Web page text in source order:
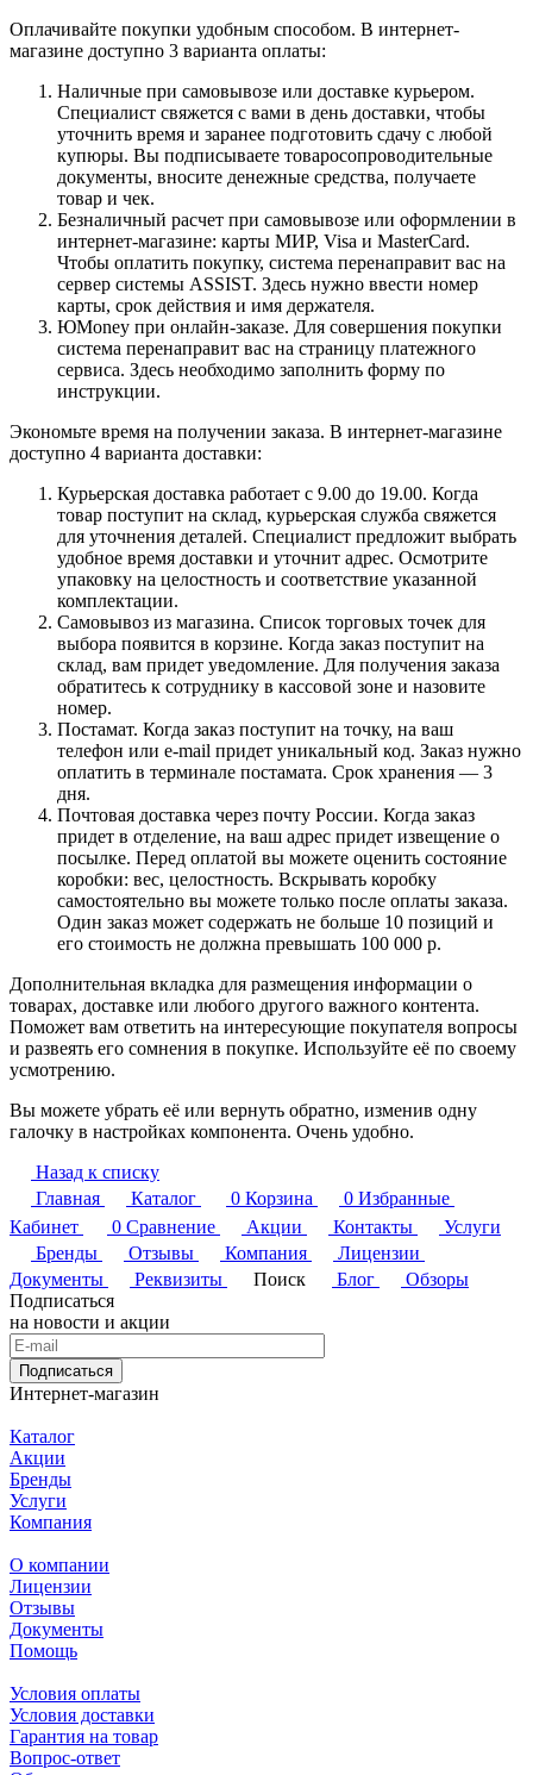
Оплачивайте покупки удобным способом. В интернет-
магазине доступно 3 варианта оплаты:
Наличные при самовывозе или доставке курьером.
Специалист свяжется с вами в день доставки, чтобы
уточнить время и заранее подготовить сдачу с любой
купюры. Вы подписываете товаросопроводительные
документы, вносите денежные средства, получаете
товар и чек.
Безналичный расчет при самовывозе или оформлении в
интернет-магазине: карты МИР, Visa и MasterCard.
Чтобы оплатить покупку, система перенаправит вас на
сервер системы ASSIST. Здесь нужно ввести номер
карты, срок действия и имя держателя.
ЮMoney при онлайн-заказе. Для совершения покупки
система перенаправит вас на страницу платежного
сервиса. Здесь необходимо заполнить форму по
инструкции.
Экономьте время на получении заказа. В интернет-магазине
доступно 4 варианта доставки:
Курьерская доставка работает с 9.00 до 19.00. Когда
товар поступит на склад, курьерская служба свяжется
для уточнения деталей. Специалист предложит выбрать
удобное время доставки и уточнит адрес. Осмотрите
упаковку на целостность и соответствие указанной
комплектации.
Самовывоз из магазина. Список торговых точек для
выбора появится в корзине. Когда заказ поступит на
склад, вам придет уведомление. Для получения заказа
обратитесь к сотруднику в кассовой зоне и назовите
номер.
Постамат. Когда заказ поступит на точку, на ваш
телефон или e-mail придет уникальный код. Заказ нужно
оплатить в терминале постамата. Срок хранения — 3
дня.
Почтовая доставка через почту России. Когда заказ
придет в отделение, на ваш адрес придет извещение о
посылке. Перед оплатой вы можете оценить состояние
коробки: вес, целостность. Вскрывать коробку
самостоятельно вы можете только после оплаты заказа.
Один заказ может содержать не больше 10 позиций и
его стоимость не должна превышать 100 000 р.
Дополнительная вкладка для размещения информации о
товарах, доставке или любого другого важного контента.
Поможет вам ответить на интересующие покупателя вопросы
и развеять его сомнения в покупке. Используйте её по своему
усмотрению.
Вы можете убрать её или вернуть обратно, изменив одну
галочку в настройках компонента. Очень удобно.
Назад к списку
Главная
Каталог 0 Корзина 0 Избранные
Кабинет
0 Сравнение Акции Контакты
Услуги
Бренды
Отзывы Компания
Лицензии
Документы
Реквизиты Поиск Блог
Обзоры
Подписаться
на новости и акции
Подписаться
Интернет-магазин
Каталог
Акции
Бренды
Услуги
Компания
О компании
Лицензии
Отзывы
Документы
Помощь
Условия оплаты
Условия доставки
Гарантия на товар
Вопрос-ответ